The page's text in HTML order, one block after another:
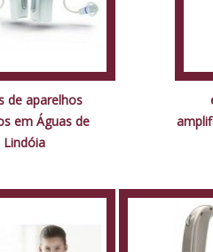
de aparelhos
em Águas de
Lindóia